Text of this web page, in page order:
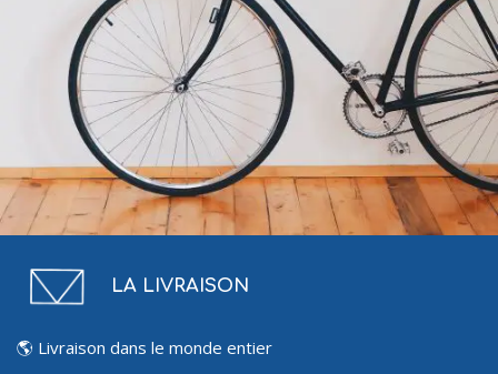
LA LIVRAISON
🌎 Livraison dans le monde entier